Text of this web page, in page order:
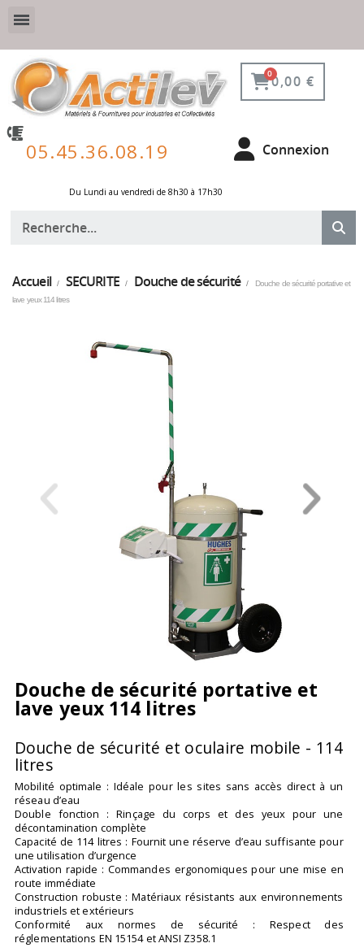
0,00 €
05.45.36.08.19 Connexion
Du Lundi au vendredi de 8h30 à 17h30 ​
Accueil SECURITE Douche de sécurité
Douche de sécurité portative et
lave yeux 114 litres
Douche de sécurité portative et
lave yeux 114 litres
Douche de sécurité et oculaire mobile - 114
litres
Mobilité optimale : Idéale pour les sites sans accès direct à un
réseau d’eau
Double fonction : Rinçage du corps et des yeux pour une
décontamination complète
Capacité de 114 litres : Fournit une réserve d’eau suffisante pour
une utilisation d’urgence
Activation rapide : Commandes ergonomiques pour une mise en
route immédiate
Construction robuste : Matériaux résistants aux environnements
industriels et extérieurs
Conformité aux normes de sécurité : Respect des
réglementations EN 15154 et ANSI Z358.1